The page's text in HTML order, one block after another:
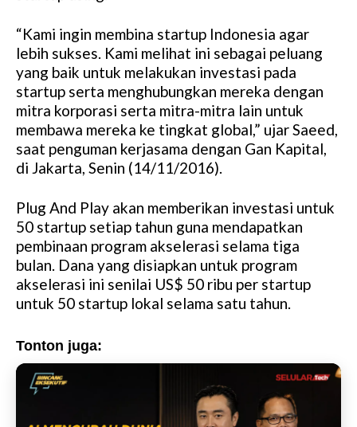
“Kami ingin membina startup Indonesia agar
lebih sukses. Kami melihat ini sebagai peluang
yang baik untuk melakukan investasi pada
startup serta menghubungkan mereka dengan
mitra korporasi serta mitra-mitra lain untuk
membawa mereka ke tingkat global,” ujar Saeed,
saat penguman kerjasama dengan Gan Kapital,
di Jakarta, Senin (14/11/2016).
Plug And Play akan memberikan investasi untuk
50 startup setiap tahun guna mendapatkan
pembinaan program akselerasi selama tiga
bulan. Dana yang disiapkan untuk program
akselerasi ini senilai US$ 50 ribu per startup
untuk 50 startup lokal selama satu tahun.
Tonton juga: